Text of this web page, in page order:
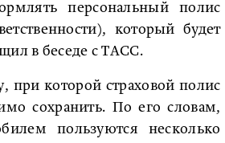
персональный полис
который будет
в беседе с ТАСС.
при которой страховой полис
сохранить. По его словам,
пользуются несколько